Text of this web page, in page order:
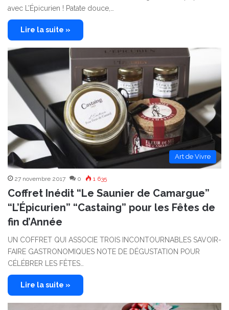
avec L’Épicurien ! Patate douce,…
Lire la suite »
Art de Vivre
27 novembre 2017 0 1 635
Coffret Inédit “Le Saunier de Camargue”
“L’Épicurien” “Castaing” pour les Fêtes de
fin d’Année
UN COFFRET QUI ASSOCIE TROIS INCONTOURNABLES SAVOIR-
FAIRE GASTRONOMIQUES NOTE DE DÉGUSTATION POUR
CÉLÉBRER LES FÊTES…
Lire la suite »